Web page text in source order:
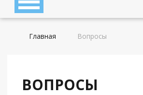
Главная Вопросы
ВОПРОСЫ